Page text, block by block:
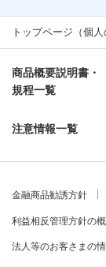
トップページ（個人
商品概要説明書・
規程一覧
注意情報一覧
金融商品勧誘方針
利益相反管理方針の
法人等のお客さまの